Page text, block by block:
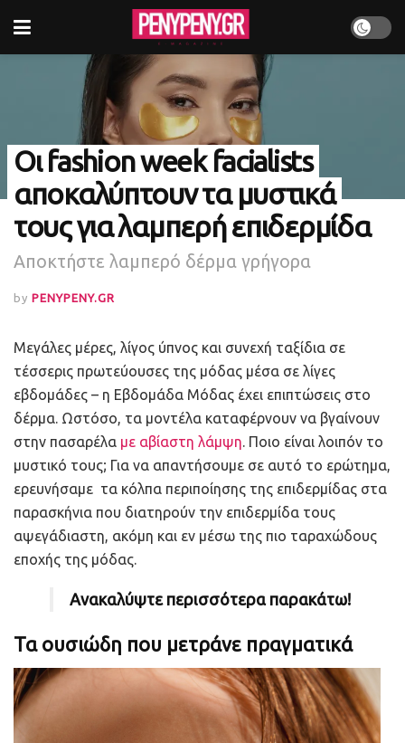
Οι fashion week facialists
αποκαλύπτουν τα μυστικά
τους για λαμπερή επιδερμίδα
Αποκτήστε λαμπερό δέρμα γρήγορα
by PENYPENY.GR
Μεγάλες μέρες, λίγος ύπνος και συνεχή ταξίδια σε
τέσσερις πρωτεύουσες της μόδας μέσα σε λίγες
εβδομάδες – η Εβδομάδα Μόδας έχει επιπτώσεις στο
δέρμα. Ωστόσο, τα μοντέλα καταφέρνουν να βγαίνουν
στην πασαρέλα με αβίαστη λάμψη. Ποιο είναι λοιπόν το
μυστικό τους; Για να απαντήσουμε σε αυτό το ερώτημα,
ερευνήσαμε τα κόλπα περιποίησης της επιδερμίδας στα
παρασκήνια που διατηρούν την επιδερμίδα τους
αψεγάδιαστη, ακόμη και εν μέσω της πιο ταραχώδους
εποχής της μόδας.
Ανακαλύψτε περισσότερα παρακάτω!
Τα ουσιώδη που μετράνε πραγματικά